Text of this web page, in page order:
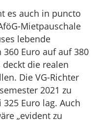
es auch in puncto
Mietpauschale
lebende
Euro auf auf 380
deckt die realen
Die VG-Richter
2021 zu
Euro lag. Auch
„evident zu